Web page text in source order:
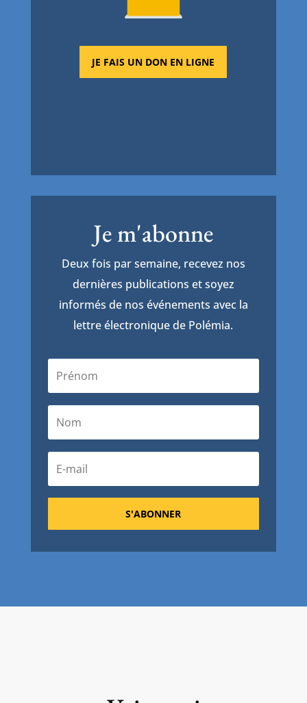
JE FAIS UN DON EN LIGNE
Je m'abonne
Deux fois par semaine, recevez nos
dernières publications et soyez
informés de nos événements avec la
lettre électronique de Polémia.
S'ABONNER